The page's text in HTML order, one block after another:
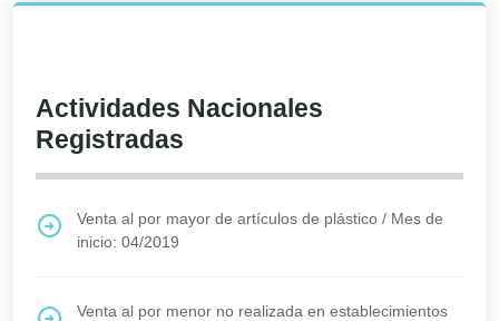
Actividades Nacionales
Registradas
Venta al por mayor de artículos de plástico / Mes de
inicio: 04/2019
Venta al por menor no realizada en establecimientos